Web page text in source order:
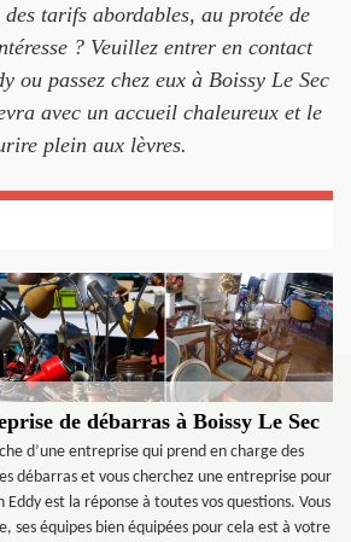
tarifs abordables, au protée de
? Veuillez entrer en contact
ou passez chez eux à Boissy Le Sec
avec un accueil chaleureux et le
plein aux lèvres.
de débarras à Boissy Le Sec
d’une entreprise qui prend en charge des
débarras et vous cherchez une entreprise pour
est la réponse à toutes vos questions. Vous
ses équipes bien équipées pour cela est à votre